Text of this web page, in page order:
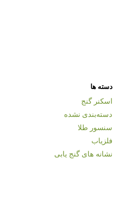
دسته ها
اسکنر گنج
دسته‌بندی نشده
سنسور طلا
فلزیاب
نشانه های گنج یابی